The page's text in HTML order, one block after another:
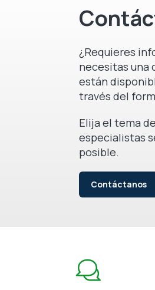
¿Requieres
necesitas una
están
través del
Elija el tema
especialistas
posible.
Contáctanos